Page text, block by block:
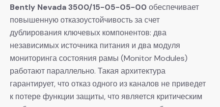
Bently Nevada 3500/15-05-05-00 ​ обеспечивает
повышенную отказоустойчивость за счет
дублирования ключевых компонентов: два
независимых источника питания и два модуля
мониторинга состояния рамы (Monitor Modules)
работают параллельно. Такая архитектура
гарантирует, что отказ одного из каналов не приведет
к потере функции защиты, что является критическим